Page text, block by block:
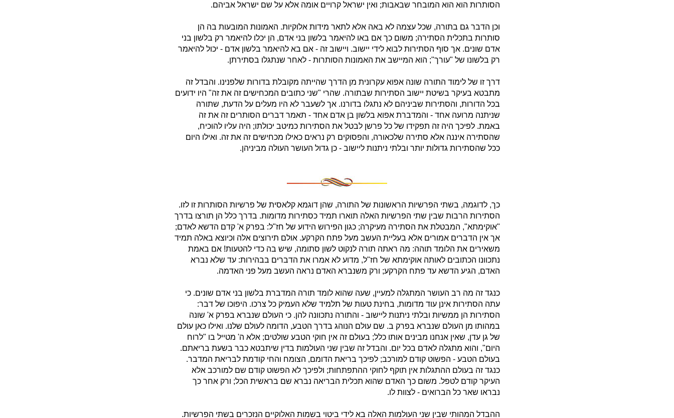
הסותרות הוא הוא המובחר שבאבות; ואין ישראל קרויים אומה אלא על שם ישראל אביהם.
וכן הדבר גם בתורה, שכל עצמה לא באה אלא לתאר מידות אלוקיות. האמונות המובעות בה הן
סותרות בתכלית הסתירה; משום כך אם באו להיאמר בלשון בני אדם, הן יכלו להיאמר רק בלשון בני
אדם שונים. אך סוף הסתירות לבוא לידי יישוב. ויישוב זה - אם בא להיאמר בלשון אדם - יכול להיאמר
רק בלשונו של "עורך"; הוא המיישב את האמונות הסותרות - לאחר שנתגלו בסתירתן.
דרך זו של לימוד התורה שונה אפוא עקרונית מן הדרך שהייתה מקובלת בדורות שלפנינו. והבדל זה
מתבטא בעיקר בשיטת יישוב הסתירות שבתורה. שהרי "שני כתובים המכחישים זה את זה" היו ידועים
בכל הדורות, והסתירות שביניהם לא נתגלו בדורנו. אך לשעבר לא היו מעלים על הדעת, שתורה
שניתנה מרועה אחד - והמדברת אפוא בלשון בן אדם אחד - תאמר דברים הסותרים זה את זה
באמת. לפיכך היה זה תפקידו של כל פרשן לבטל את הסתירות כמיטב יכולתו; היה עליו להוכיח,
שהסתירה איננה אלא סתירה שלכאורה, והפסוקים רק נראים כאילו מכחישים זה את זה. ואילו היום
ככל שהסתירות גדולות יותר ובלתי ניתנות ליישוב - כן גדול העושר העולה מביניהן.
כך, לדוגמה, בשתי הפרשיות הראשונות של התורה, שהן דוגמא קלאסית של פרשיות הסותרות זו לזו.
הסתירות הרבות שבין שתי הפרשיות האלה תוארו תמיד כסתירות מדומות. בדרך כלל הן תורצו בדרך
"אוקימתא", המבטלת את הסתירה מעיקרה; כגון הפירוש הידוע של חז"ל: בפרק א' קדם הדשא לאדם;
אך אין הדברים אמורים אלא בעליית העשב מעל פתח הקרקע. אולם תירוצים אלה וכיוצא באלה תמיד
משאירים את הלומד תוהה: מה ראתה תורה לנקוט לשון סתומה, שיש בה כדי להטעות! אם באמת
נתכוונו הכתובים לאותה אוקימתא של חז"ל, מדוע לא אמרו את הדברים בבהירות: עד שלא נברא
האדם, הגיע הדשא עד פתח הקרקע; ורק משנברא האדם נראה העשב מעל פני האדמה.
כנגד זה מה רב העושר המתגלה למעיין, שעה שהוא לומד תורה המדברת בלשון בני אדם שונים. כי
עתה הסתירות אינן עוד מדומות, בחינת טעות של תלמיד שלא העמיק כל צרכו. היפוכו של דבר:
הסתירות הן ממשיות ובלתי ניתנות ליישוב - והתורה נתכוונה להן. כי העולם שנברא בפרק א' שונה
במהותו מן העולם שנברא בפרק ב. שם עולם הנוהג בדרך הטבע, הדומה לעולם שלנו. ואילו כאן עולם
של גן עדן, שאין אנחנו מבינים אותו כלל; בעולם זה אין חוקי הטבע שולטים; אלא ה' מטייל בו "לרוח
היום", והוא מתגלה לאדם בכל יום. והבדל זה שבין שני העולמות בדין שיתבטא כבר בשעת בריאתם.
בעולם הטבע - הפשוט קודם למורכב; לפיכך בריאת הדומם, הצומח והחי קודמת לבריאת המדבר.
כנגד זה בעולם ההתגלות אין תוקף לחוקי ההתפתחות; ולפיכך לא הפשוט קודם שם למורכב אלא
העיקר קודם לטפל. משום כך האדם שהוא תכלית הבריאה נברא שם בראשית הכל; ורק אחר כך
נבראו שאר כל הברואים - לצוות לו.
ההבדל המהותי שבין שני העולמות האלה בא לידי ביטוי בשמות האלוקיים הנזכרים בשתי הפרשיות.